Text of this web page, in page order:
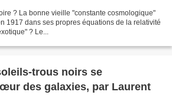
? La bonne vieille "constante cosmologique"
1917 dans ses propres équations de la relativité
? Le...
trous noirs se
des galaxies, par Laurent